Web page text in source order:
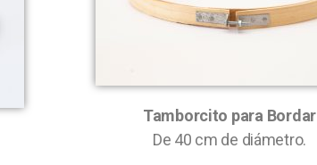
Tamborcito para Bordar
De 40 cm de diámetro.